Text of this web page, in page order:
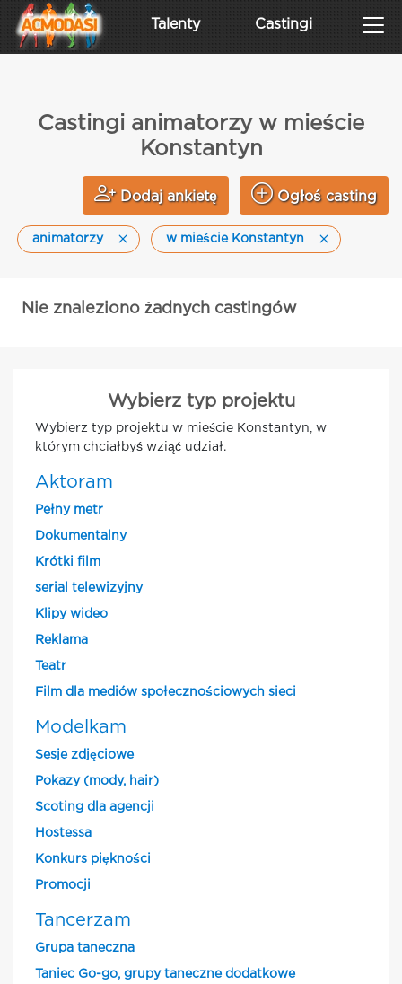
Talenty Castingi
Castingi animatorzy w mieście
Konstantyn
Dodaj ankietę Ogłoś casting
animatorzy w mieście Konstantyn
Nie znaleziono żadnych castingów
Wybierz typ projektu
Wybierz typ projektu w mieście Konstantyn, w
którym chciałbyś wziąć udział.
Aktoram
Pełny metr
Dokumentalny
Krótki film
serial telewizyjny
Klipy wideo
Reklama
Teatr
Film dla mediów społecznościowych sieci
Modelkam
Sesje zdjęciowe
Pokazy (mody, hair)
Scoting dla agencji
Hostessa
Konkurs piękności
Promocji
Tancerzam
Grupa taneczna
Taniec Go-go, grupy taneczne dodatkowe